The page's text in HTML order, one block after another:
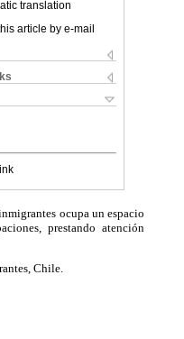
translation
article by e-mail
ocupa un espacio
prestando atención
Chile.